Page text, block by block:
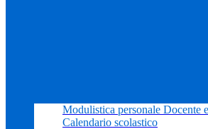
Modulistica personale Docente
Calendario scolastico